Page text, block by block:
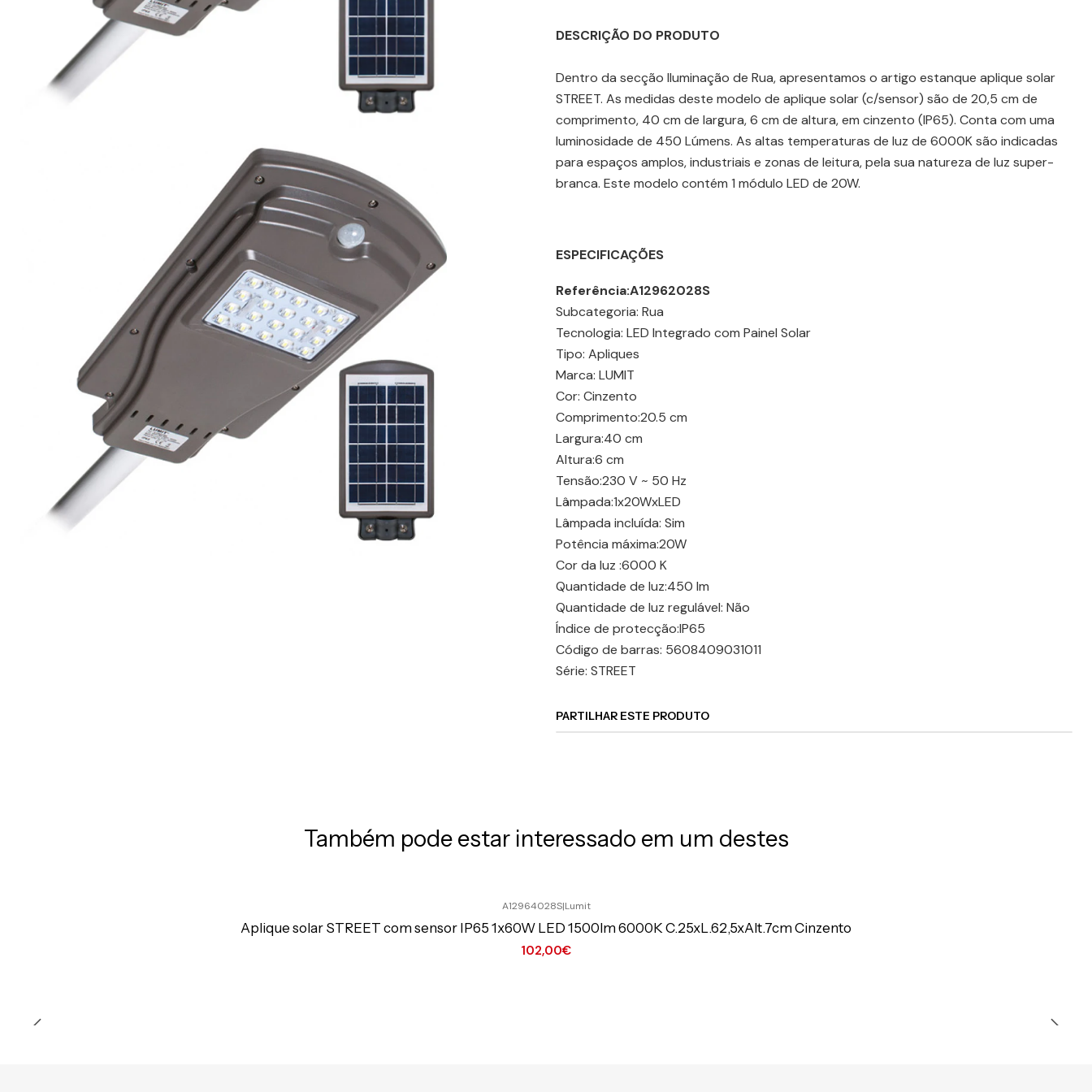
DESCRIÇÃO DO PRODUTO
Dentro da secção Iluminação de Rua, apresentamos o artigo estanque aplique solar
STREET. As medidas deste modelo de aplique solar (c/sensor) são de 20,5 cm de
comprimento, 40 cm de largura, 6 cm de altura, em cinzento (IP65). Conta com uma
luminosidade de 450 Lúmens. As altas temperaturas de luz de 6000K são indicadas
para espaços amplos, industriais e zonas de leitura, pela sua natureza de luz super-
branca. Este modelo contém 1 módulo LED de 20W.
ESPECIFICAÇÕES
Referência:A12962028S
Subcategoria: Rua
Tecnologia: LED Integrado com Painel Solar
Tipo: Apliques
Marca: LUMIT
Cor: Cinzento
Comprimento:20.5 cm
Largura:40 cm
Altura:6 cm
Tensão:230 V ~ 50 Hz
Lâmpada:1x20WxLED
Lâmpada incluída: Sim
Potência máxima:20W
Cor da luz :6000 K
Quantidade de luz:450 lm
Quantidade de luz regulável: Não
Índice de protecção:IP65
Código de barras: 5608409031011
Série: STREET
PARTILHAR ESTE PRODUTO
Também pode estar interessado em um destes
A12964028S|Lumit
Aplique solar STREET com sensor IP65 1x60W LED 1500lm 6000K C.25xL.62,5xAlt.7cm Cinzento
102,00€